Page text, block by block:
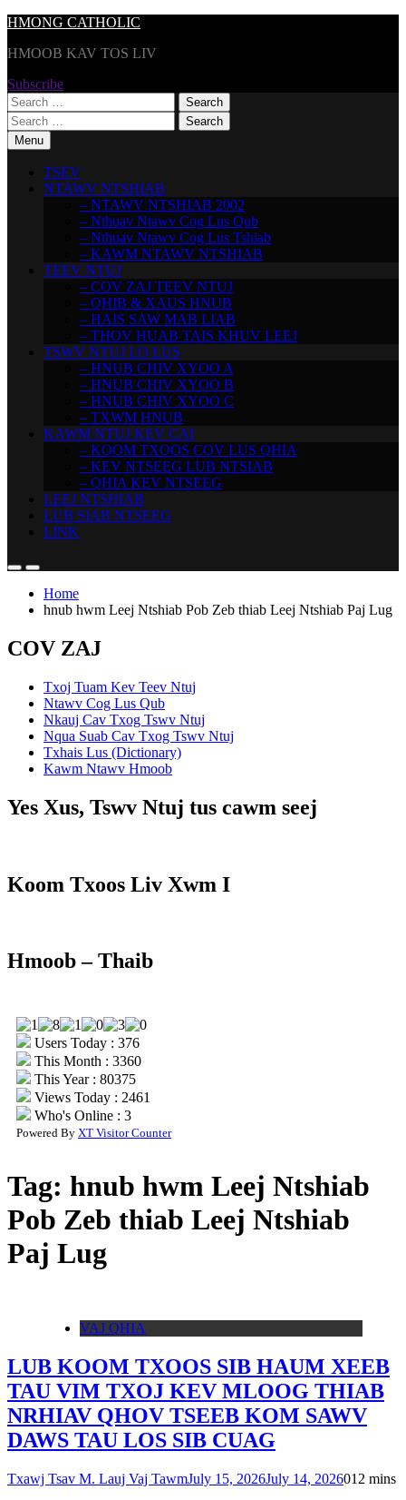
Skip
content
HMONG CATHOLIC
HMOOB KAV TOS LIV
Subscribe
Search
for:
Search
for:Menu
TSEV
NTAWV NTSHIAB
– NTAWV NTSHIAB 2002
– Nthuav Ntawv Cog Lus Qub
– Nthuav Ntawv Cog Lus Tshiab
– KAWM NTAWV NTSHIAB
TEEV NTUJ
– COV ZAJ TEEV NTUJ
– QHIB & XAUS HNUB
– HAIS SAW MAB LIAB
– THOV HUAB TAIS KHUV LEEJ
TSWV NTUJ LO LUS
– HNUB CHIV XYOO A
– HNUB CHIV XYOO B
– HNUB CHIV XYOO C
– TXWM HNUB
KAWM NTUJ KEV CAI
– KOOM TXOOS COV LUS QHIA
– KEV NTSEEG LUB NTSIAB
– QHIA KEV NTSEEG
LEEJ NTSHIAB
LUB SIAB NTSEEG
LINK
Home
hnub hwm Leej Ntshiab Pob Zeb thiab Leej Ntshiab Paj Lug
COV ZAJ
Txoj Tuam Kev Teev Ntuj
Ntawv Cog Lus Qub
Nkauj Cav Txog Tswv Ntuj
Nqua Suab Cav Txog Tswv Ntuj
Txhais Lus (Dictionary)
Kawm Ntawv Hmoob
Yes Xus, Tswv Ntuj tus cawm seej
Koom Txoos Liv Xwm I
Hmoob – Thaib
Users Today : 376
This Month : 3360
This Year : 80375
Views Today : 2461
Who's Online : 3
Powered By XT Visitor Counter
Tag: hnub hwm Leej Ntshiab
Pob Zeb thiab Leej Ntshiab
Paj Lug
VAJ QHIA
LUB KOOM TXOOS SIB HAUM XEEB
TAU VIM TXOJ KEV MLOOG THIAB
NRHIAV QHOV TSEEB KOM SAWV
DAWS TAU LOS SIB CUAG
Txawj Tsav M. Lauj Vaj TawmJuly 15, 2026July 14, 2026012 mins